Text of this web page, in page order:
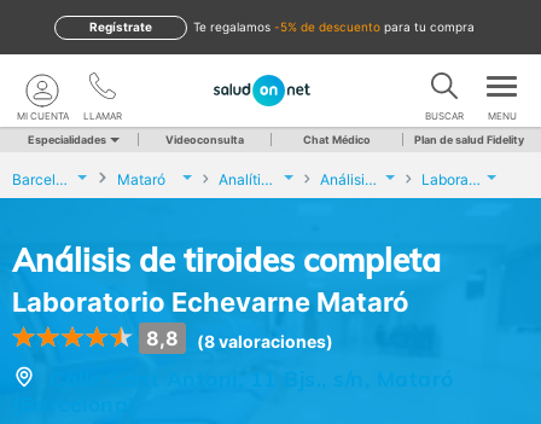
te regalamos -5% de descuento para tu compra
Regístrate
LLAMAR
MI CUENTA BUSCAR MENU
Especialidades Videoconsulta Chat Médico Plan de salud Fidelity
Barcelona Mataró Analíticas y Genética Análisis de tiroides completa Laboratorio Echevarne Mataró
Análisis de tiroides completa
Laboratorio Echevarne Mataró
8,8 (8 valoraciones)